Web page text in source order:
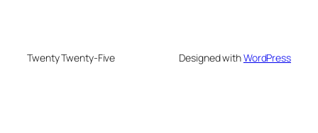
Twenty Twenty-Five Designed withWordPress